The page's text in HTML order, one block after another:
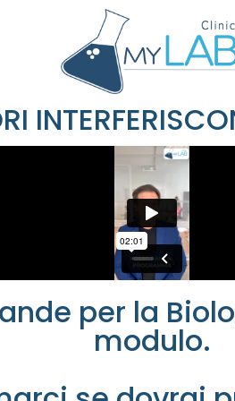
per la
modulo.